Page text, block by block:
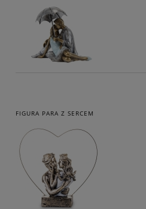
FIGURA PARA Z SERCEM